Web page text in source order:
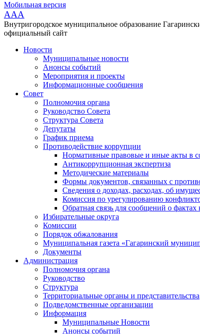
Мобильная версия
AAA
Внутригородское муниципальное образование
официальный сайт
Новости
Муниципальные новости
Анонсы событий
Мероприятия и проекты
Информационные сообщения
Совет
Полномочия органа
Руководство Совета
Структура Совета
Депутаты
График приема
Противодействие коррупции
Нормативные правовые и иные акты в
Антикоррупционная экспертиза
Методические материалы
Формы документов, связанных с
Сведения о доходах, расходах, об
Комиссия по урегулированию
Обратная связь для сообщений о фактах
Избирательные округа
Комиссии
Порядок обжалования
Муниципальная газета «Гагаринский
Документы
Администрация
Полномочия органа
Руководство
Структура
Территориальные органы и представительства
Подведомственные организации
Информация
Муниципальные Новости
Анонсы событий